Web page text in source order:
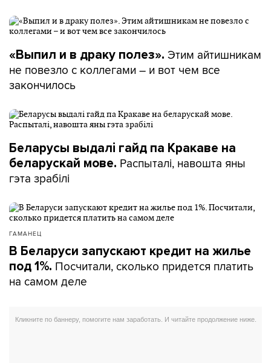
«Выпил и в драку полез». Этим айтишникам
не повезло с коллегами – и вот чем все
закончилось
Беларусы выдалі гайд па Кракаве на
беларускай мове. Распыталі, навошта яны
гэта зрабілі
ГАМАНЕЦ
В Беларуси запускают кредит на жилье
под 1%. Посчитали, сколько придется платить
на самом деле